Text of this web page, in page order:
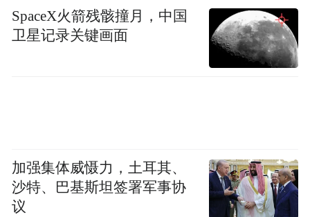
SpaceX火箭残骸撞月，中国
卫星记录关键画面
加强集体威慑力，土耳其、
沙特、巴基斯坦签署军事协
议